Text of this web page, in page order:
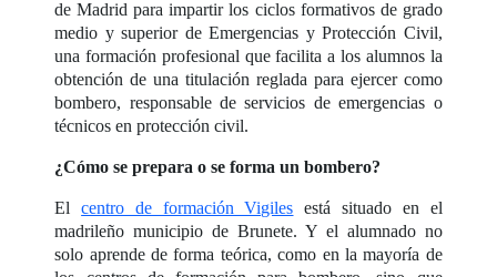
de Madrid para impartir los ciclos formativos de grado
medio y superior de Emergencias y Protección Civil,
una formación profesional que facilita a los alumnos la
obtención de una titulación reglada para ejercer como
bombero, responsable de servicios de emergencias o
técnicos en protección civil.
¿Cómo se prepara o se forma un bombero?
Elcentro de formación Vigiles está situado en el
madrileño municipio de Brunete. Y el alumnado no
solo aprende de forma teórica, como en la mayoría de